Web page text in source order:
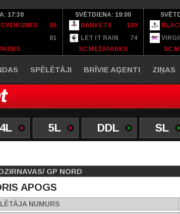
17:30
86
81
SVĒTDIENA: 19:00
BANKETS
100
LET IT RAIN
74
SC MEŽAPARKS
SC
SPĒLĒTĀJI BRĪVIE AĢENTI ZIŅAS
4L 5L DDL SL
GP NORD
APOGS
NUMURS